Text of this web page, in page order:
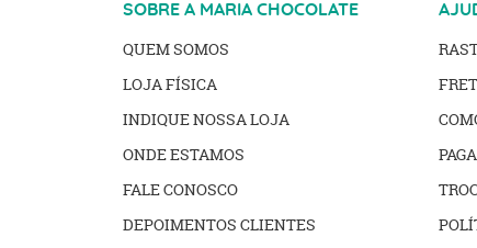
SOBRE A MARIA CHOCOLATE
QUEM SOMOS
LOJA FÍSICA
INDIQUE NOSSA LOJA
ONDE ESTAMOS
FALE CONOSCO
DEPOIMENTOS CLIENTES